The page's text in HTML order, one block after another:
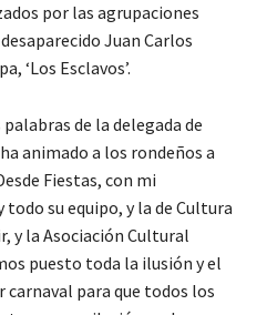
por las agrupaciones
Juan Carlos
‘Los Esclavos’.
de la delegada de
animado a los rondeños a
Fiestas, con mi
su equipo, y la de Cultura
y la Asociación Cultural
puesto toda la ilusión y el
para que todos los